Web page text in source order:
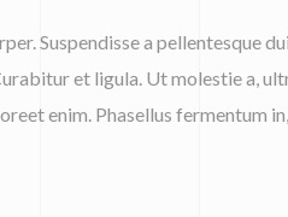
Suspendisse a pellentesque
et ligula. Ut molestie a,
enim. Phasellus fermentum